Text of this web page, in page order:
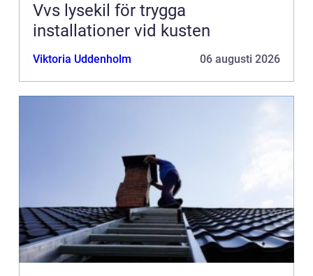
Vvs lysekil för trygga
installationer vid kusten
Viktoria Uddenholm 06 augusti 2026